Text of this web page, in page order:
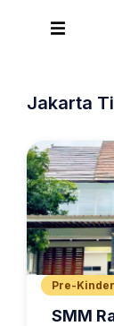
Jakarta
Pre-
SMM